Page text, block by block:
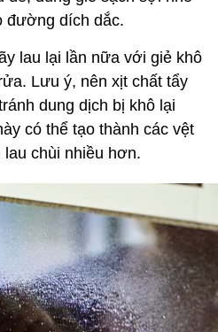
đường dích dắc.
lau lại lần nữa với giẻ khô
Lưu ý, nên xịt chất tẩy
dung dịch bị khô lại
có thể tạo thành các vệt
chùi nhiều hơn.